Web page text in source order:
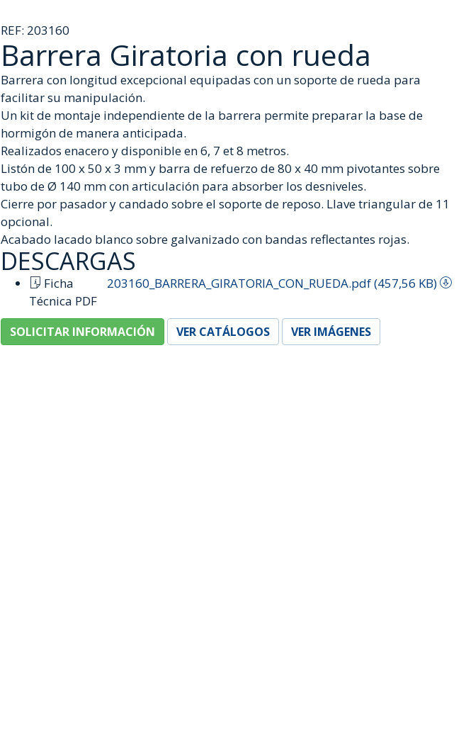
REF: 203160
Barrera Giratoria con rueda
Barrera con longitud excepcional equipadas con un soporte de rueda para
facilitar su manipulación.
Un kit de montaje independiente de la barrera permite preparar la base de
hormigón de manera anticipada.
Realizados enacero y disponible en 6, 7 et 8 metros.
Listón de 100 x 50 x 3 mm y barra de refuerzo de 80 x 40 mm pivotantes sobre
tubo de Ø 140 mm con articulación para absorber los desniveles.
Cierre por pasador y candado sobre el soporte de reposo. Llave triangular de 11
opcional.
Acabado lacado blanco sobre galvanizado con bandas reflectantes rojas.
DESCARGAS
203160_BARRERA_GIRATORIA_CON_RUEDA.pdf (457,56 KB)
Ficha
Técnica PDF
SOLICITAR INFORMACIÓN VER CATÁLOGOS VER IMÁGENES